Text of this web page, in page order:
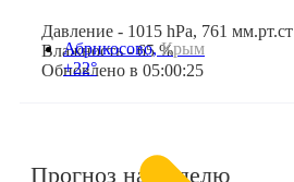
Абрикосово,Крым
+22°
Давление - 1015 hPa, 761 мм.рт.ст
Влажность - 65 %
Обновлено в 05:00:25
Прогноз на неделю